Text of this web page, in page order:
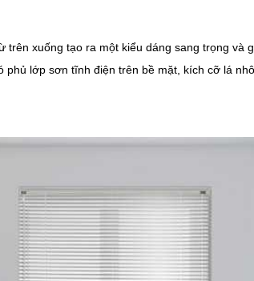
xuống tạo ra một kiểu dáng sang trọng và
lớp sơn tĩnh điện trên bề mặt, kích cỡ lá